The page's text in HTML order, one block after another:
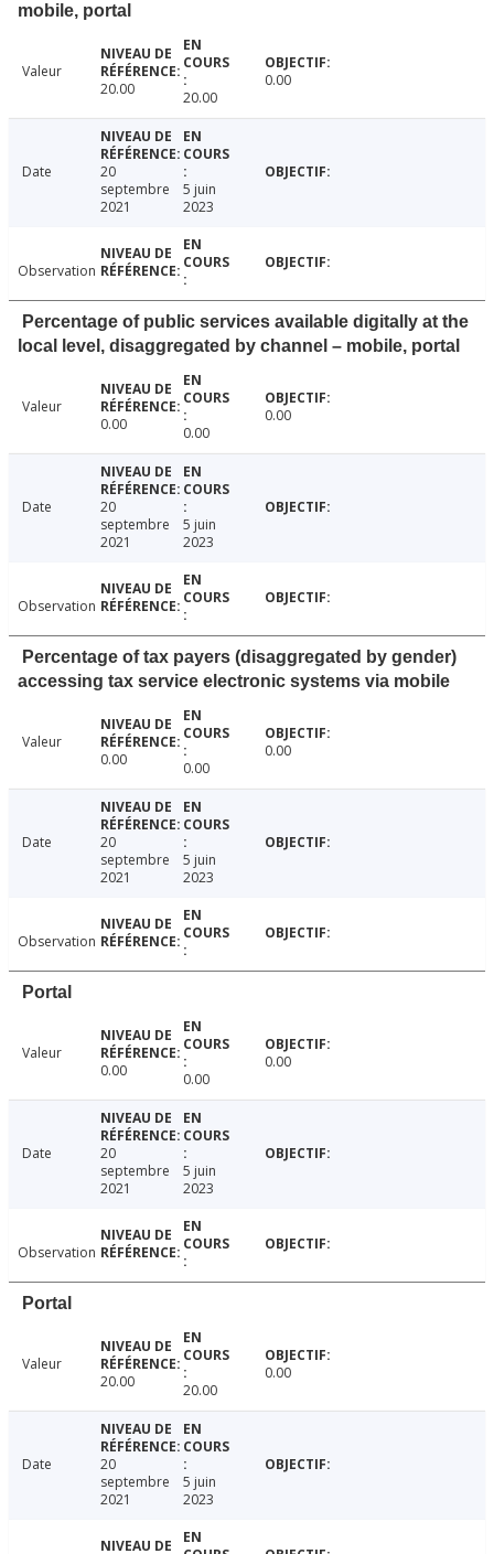
mobile, portal
Valeur
20.00
20.00
0.00
Date
20
septembre
2021
5 juin
2023
Observation
Percentage of public services available digitally at the
local level, disaggregated by channel – mobile, portal
Valeur
0.00
0.00
0.00
Date
20
septembre
2021
5 juin
2023
Observation
Percentage of tax payers (disaggregated by gender)
accessing tax service electronic systems via mobile
Valeur
0.00
0.00
0.00
Date
20
septembre
2021
5 juin
2023
Observation
Portal
Valeur
0.00
0.00
0.00
Date
20
septembre
2021
5 juin
2023
Observation
Portal
Valeur
20.00
20.00
0.00
Date
20
septembre
2021
5 juin
2023